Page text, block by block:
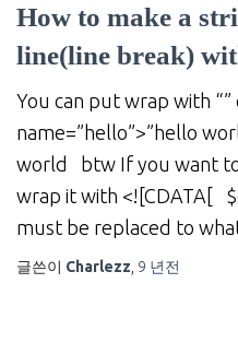
How to make a
line(line break)
You can put wrap with
name=”hello”>”hello
world btw If you want to
wrap it with <![CDATA[
must be replaced to
글쓴이 Charlezz 9 년전